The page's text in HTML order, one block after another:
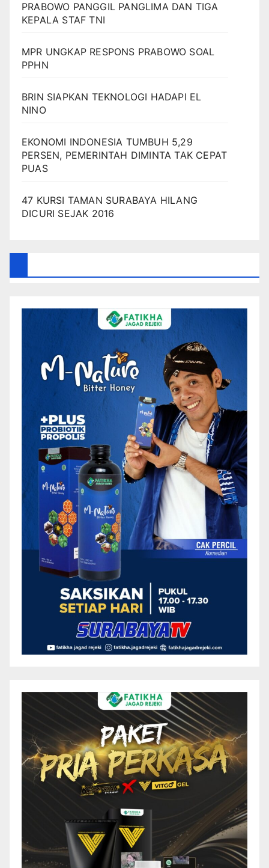
PRABOWO PANGGIL PANGLIMA DAN TIGA
KEPALA STAF TNI
MPR UNGKAP RESPONS PRABOWO SOAL
PPHN
BRIN SIAPKAN TEKNOLOGI HADAPI EL
NINO
EKONOMI INDONESIA TUMBUH 5,29
PERSEN, PEMERINTAH DIMINTA TAK CEPAT
PUAS
47 KURSI TAMAN SURABAYA HILANG
DICURI SEJAK 2016